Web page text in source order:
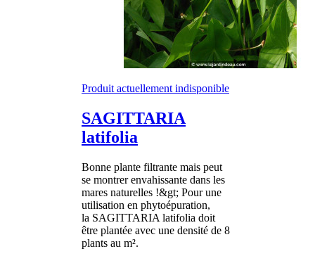
Produit actuellement indisponible
SAGITTARIA
latifolia
Bonne plante filtrante mais peut
se montrer envahissante dans les
mares naturelles !&gt; Pour une
utilisation en phytoépuration,
la SAGITTARIA latifolia doit
être plantée avec une densité de 8
plants au m².